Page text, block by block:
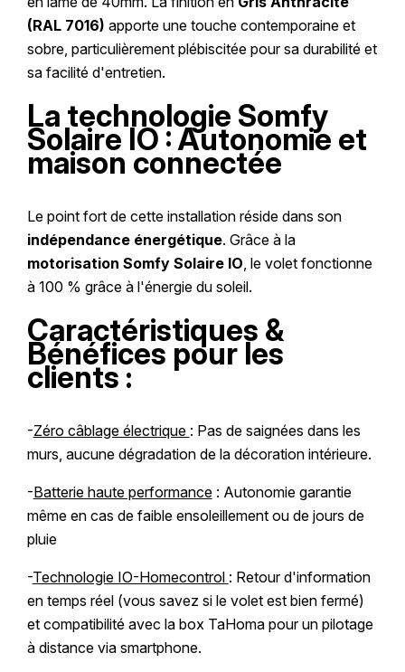
(RAL 7016) apporte une touche contemporaine et
sobre, particulièrement plébiscitée pour sa durabilité et
sa facilité d'entretien.
La technologie Somfy
Solaire IO : Autonomie et
maison connectée
Le point fort de cette installation réside dans son
indépendance énergétique. Grâce à la
motorisation Somfy Solaire IO, le volet fonctionne
à 100 % grâce à l'énergie du soleil.
Caractéristiques &
Bénéfices pour les
clients :
-Zéro câblage électrique : Pas de saignées dans les
murs, aucune dégradation de la décoration intérieure.
-Batterie haute performance: Autonomie garantie
même en cas de faible ensoleillement ou de jours de
pluie
-Technologie IO-Homecontrol : Retour d'information
en temps réel (vous savez si le volet est bien fermé)
et compatibilité avec la box TaHoma pour un pilotage
à distance via smartphone.